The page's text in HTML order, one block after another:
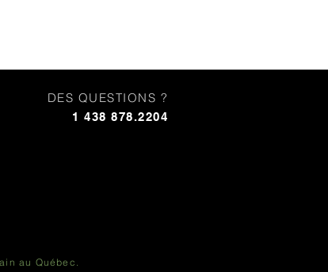
DES QUESTIONS ?
1 438 878.2204
au Québec.